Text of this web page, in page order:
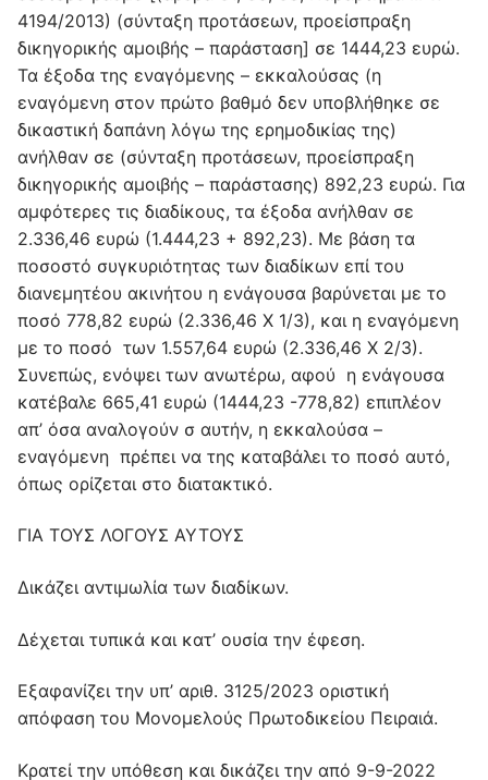
4194/2013) (σύνταξη προτάσεων, προείσπραξη
δικηγορικής αμοιβής – παράσταση] σε 1444,23 ευρώ.
Τα έξοδα της εναγόμενης – εκκαλούσας (η
εναγόμενη στον πρώτο βαθμό δεν υποβλήθηκε σε
δικαστική δαπάνη λόγω της ερημοδικίας της)
ανήλθαν σε (σύνταξη προτάσεων, προείσπραξη
δικηγορικής αμοιβής – παράστασης) 892,23 ευρώ. Για
αμφότερες τις διαδίκους, τα έξοδα ανήλθαν σε
2.336,46 ευρώ (1.444,23 + 892,23). Με βάση τα
ποσοστό συγκυριότητας των διαδίκων επί του
διανεμητέου ακινήτου η ενάγουσα βαρύνεται με το
ποσό 778,82 ευρώ (2.336,46 Χ 1/3), και η εναγόμενη
με το ποσό των 1.557,64 ευρώ (2.336,46 Χ 2/3).
Συνεπώς, ενόψει των ανωτέρω, αφού η ενάγουσα
κατέβαλε 665,41 ευρώ (1444,23 -778,82) επιπλέον
απ’ όσα αναλογούν σ αυτήν, η εκκαλούσα –
εναγόμενη πρέπει να της καταβάλει το ποσό αυτό,
όπως ορίζεται στο διατακτικό.
ΓΙΑ ΤΟΥΣ ΛΟΓΟΥΣ ΑΥΤΟΥΣ
Δικάζει αντιμωλία των διαδίκων.
Δέχεται τυπικά και κατ’ ουσία την έφεση.
Εξαφανίζει την υπ’ αριθ. 3125/2023 οριστική
απόφαση του Μονομελούς Πρωτοδικείου Πειραιά.
Κρατεί την υπόθεση και δικάζει την από 9-9-2022